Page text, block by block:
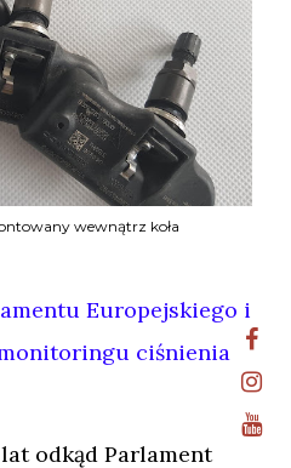
wewnątrz koła
Europejskiego i
ciśnienia
odkąd Parlament